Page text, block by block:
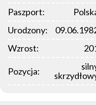
Paszport:
Urodzony:
Wzrost:
Pozycja: